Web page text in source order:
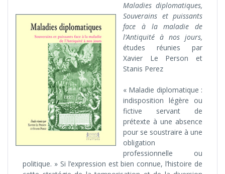
Maladies diplomatiques,
Souverains et puissants
face à la maladie de
l’Antiquité à nos jours,
études réunies par
Xavier Le Person et
Stanis Perez
« Maladie diplomatique :
indisposition légère ou
fictive servant de
prétexte à une absence
pour se soustraire à une
obligation
professionnelle ou
politique. » Si l’expression est bien connue, l’histoire de